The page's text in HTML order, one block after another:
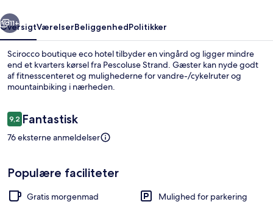
Næste
11+
OversigtVærelserBeliggenhedPolitikker
Scirocco boutique eco hotel tilbyder en vingård og ligger mindre
end et kvarters kørsel fra Pescoluse Strand. Gæster kan nyde godt
af fitnesscenteret og mulighederne for vandre-/cykelruter og
mountainbiking i nærheden.
Anmeldelser
9,29,2 ud af 10.
Fantastisk
76 eksterne anmeldelser
Populære faciliteter
Gratis morgenmad
Mulighed for parkering